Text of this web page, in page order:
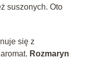
suszonych. Oto
się z
Rozmaryn